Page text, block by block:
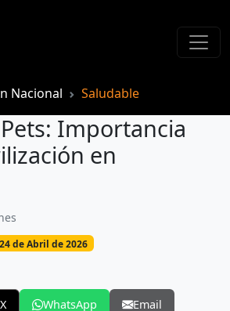
Nacional Saludable
Importancia
en
de Abril de 2026
X WhatsApp Email